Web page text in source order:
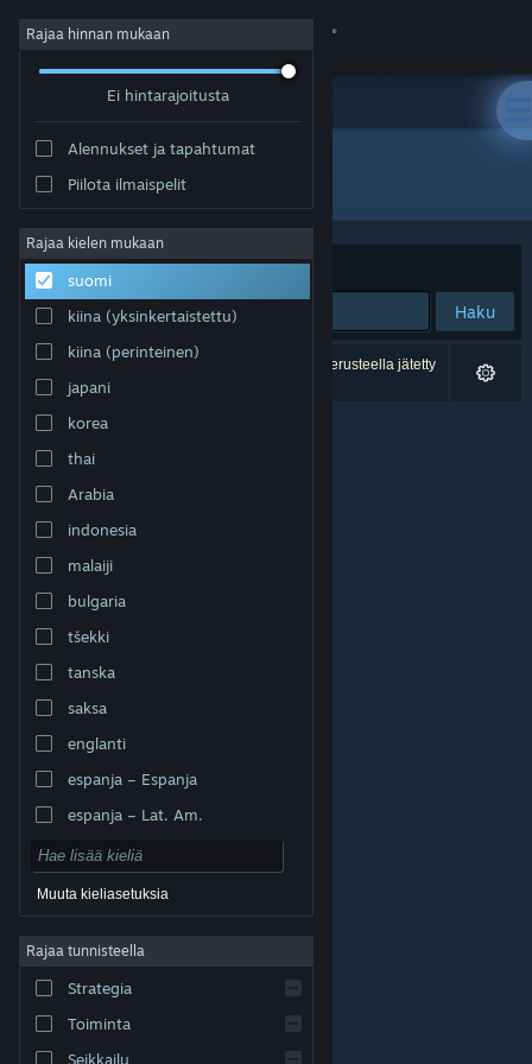
Kirjaudu sisään
Tietoa
Tuki
Vaihda kieli
Hanki Steam-mobiilisovellus
Näytä työpöytäsivusto
© Valve Corporation. Kaikki oikeudet pidätetään. Kaikki
Yhdysvalloissa ja kaikkialla maailmassa.
Helppokäyttötoiminnot
Hyvitykset|Evästeet
Rajaa hinnan mukaan
Ei hintarajoitusta
Alennukset ja tapahtumat
Piilota ilmaispelit
Rajaa kielen mukaan
suomi
kiina (yksinkertaistettu)
kiina (perinteinen)
japani
korea
thai
Arabia
indonesia
malaiji
bulgaria
tšekki
tanska
saksa
englanti
espanja – Espanja
espanja – Lat. Am.
Muuta kieliasetuksia
Rajaa tunnisteella
Strategia
Toiminta
Seikkailu
Kaikki tuotteet
Järjestelyperuste Osuvuus
Haku
0 tulosta vastaa hakuasi. 2 peliä on asetustesi perusteella jätetty
pois.